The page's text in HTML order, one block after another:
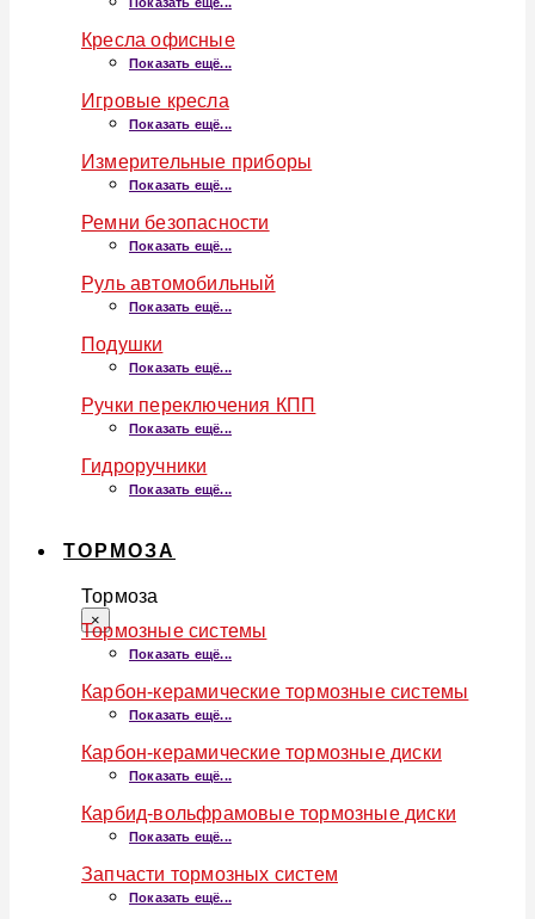
Кресла офисные
Показать ещё...
Игровые кресла
Показать ещё...
Измерительные приборы
Показать ещё...
Ремни безопасности
Показать ещё...
Руль автомобильный
Показать ещё...
Подушки
Показать ещё...
Ручки переключения КПП
Показать ещё...
Гидроручники
Показать ещё...
ТОРМОЗА
Тормоза
×
Тормозные системы
Показать ещё...
Карбон-керамические тормозные системы
Показать ещё...
Карбон-керамические тормозные диски
Показать ещё...
Карбид-вольфрамовые тормозные диски
Показать ещё...
Запчасти тормозных систем
Показать ещё...